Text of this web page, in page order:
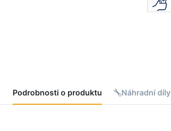
Podrobnosti o produktu Náhradní díly